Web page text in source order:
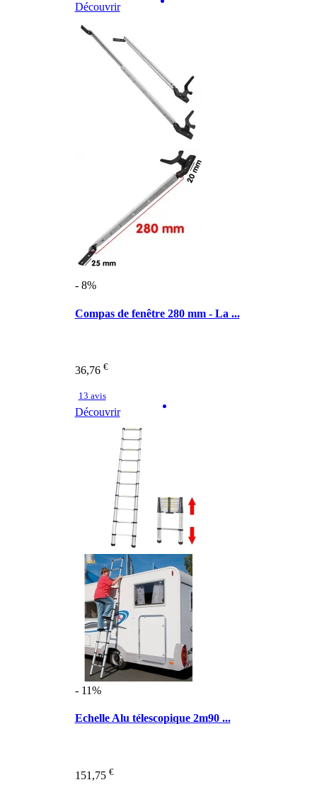
Découvrir
- 8%
Compas de fenêtre 280 mm - La ...
36,76 €
13 avis
Découvrir
- 11%
Echelle Alu télescopique 2m90 ...
151,75 €